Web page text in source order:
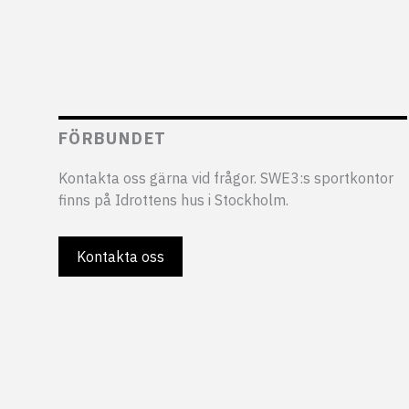
FÖRBUNDET
Kontakta oss gärna vid frågor. SWE3:s sportkontor
finns på Idrottens hus i Stockholm.
Kontakta oss